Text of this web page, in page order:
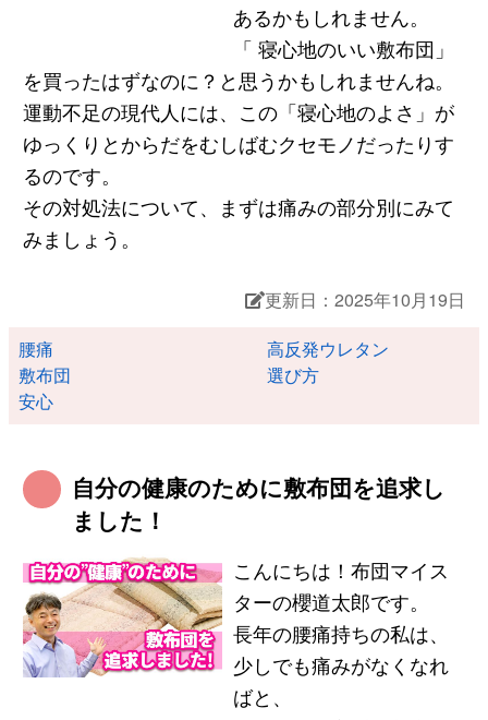
あるかもしれません。
「 寝心地のいい敷布団」
を買ったはずなのに？と思うかもしれませんね。
運動不足の現代人には、この「寝心地のよさ」が
ゆっくりとからだをむしばむクセモノだったりす
るのです。
その対処法について、まずは痛みの部分別にみて
みましょう。
更新日：2025年10月19日
腰痛
高反発ウレタン
敷布団
選び方
安心
自分の健康のために敷布団を追求し
ました！
こんにちは！布団マイス
ターの櫻道太郎です。
長年の腰痛持ちの私は、
少しでも痛みがなくなれ
ばと、